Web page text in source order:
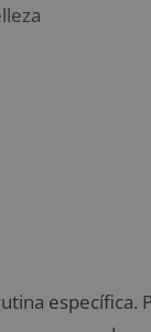
específica.